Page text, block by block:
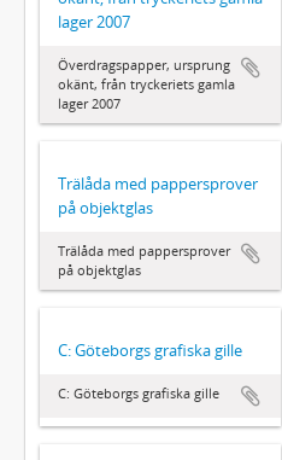
lager 2007
Överdragspapper, ursprung
okänt, från tryckeriets gamla
lager 2007
Trälåda med pappersprover
på objektglas
Trälåda med pappersprover
på objektglas
C: Göteborgs grafiska gille
C: Göteborgs grafiska gille